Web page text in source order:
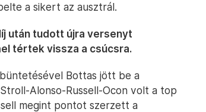
a sikert az ausztrál.
után tudott újra versenyt
tértek vissza a csúcsra.
Bottas jött be a
Alonso-Russell-Ocon volt a top
megint pontot szerzett a